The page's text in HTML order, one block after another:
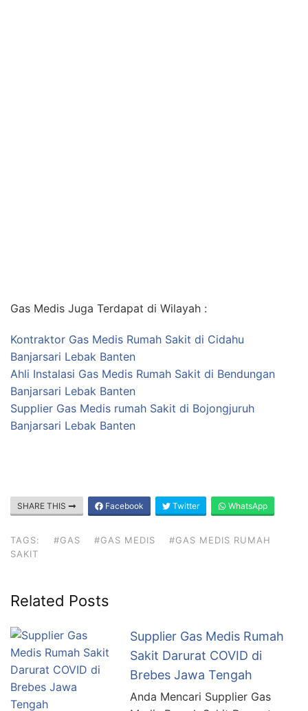
Gas Medis Juga Terdapat di Wilayah :
Kontraktor Gas Medis Rumah Sakit di Cidahu
Banjarsari Lebak Banten
Ahli Instalasi Gas Medis Rumah Sakit di Bendungan
Banjarsari Lebak Banten
Supplier Gas Medis rumah Sakit di Bojongjuruh
Banjarsari Lebak Banten
SHARE THIS Facebook Twitter WhatsApp
TAGS: #GAS #GAS MEDIS
#GAS MEDIS RUMAH
SAKIT
Related Posts
Supplier Gas Medis Rumah
Sakit Darurat COVID di
Brebes Jawa Tengah
Anda Mencari Supplier Gas